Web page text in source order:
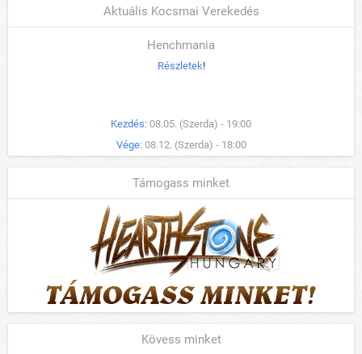
Aktuális Kocsmai Verekedés
Henchmania
Részletek!
Kezdés: 08.05. (Szerda) - 19:00
Vége: 08.12. (Szerda) - 18:00
Támogass minket
Kövess minket